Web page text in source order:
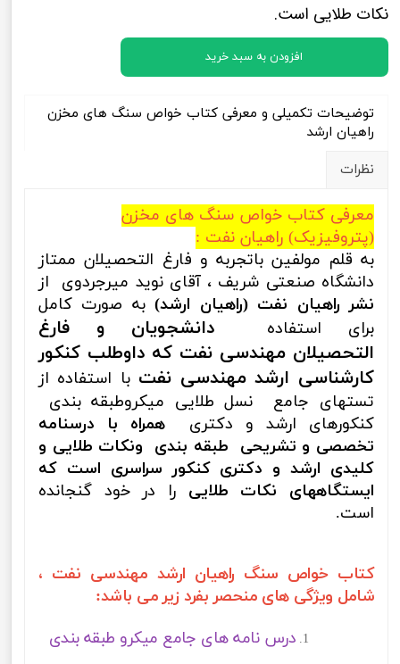
نکات طلایی است.
افزودن به سبد خرید
توضیحات تکمیلی و معرفی کتاب خواص سنگ های مخزن
راهیان ارشد
نظرات
معرفی کتاب خواص سنگ های مخزن
(پتروفیزیک) راهیان نفت :
به قلم مولفین باتجربه و فارغ التحصیلان ممتاز
دانشگاه صنعتی شریف ، آقای نوید میرجردوی از
نشر راهیان نفت (راهیان ارشد)به صورت کامل
برای استفادهدانشجویان و فارغ
التحصیلان مهندسی نفت که داوطلب کنکور
کارشناسی ارشد مهندسی نفت با استفاده از
تستهای جامع نسل طلایی میکروطبقه بندی
کنکورهای ارشد و دکتری
همراه با درسنامه
تخصصی و تشریحی طبقه بندی ونکات طلایی و
کلیدی ارشد و دکتری کنکور سراسری است که
ایستگاههای نکات طلایی را در خود گنجانده
است.
کتاب خواص سنگ راهیان ارشد مهندسی نفت ،
شامل ویژگی های منحصر بفرد زیر می باشد:
درس نامه های جامع میکرو طبقه بندی